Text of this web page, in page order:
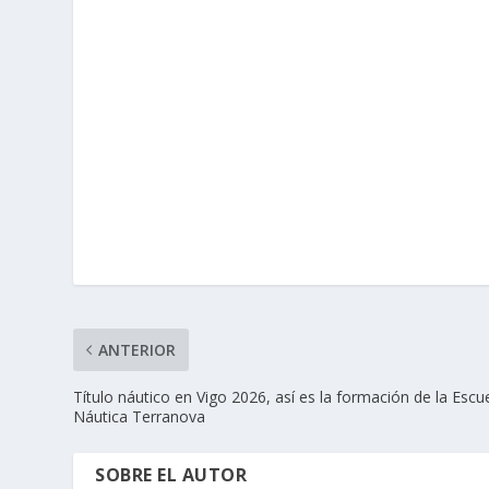
ANTERIOR
Título náutico en Vigo 2026, así es la formación de la
Náutica Terranova
SOBRE EL AUTOR